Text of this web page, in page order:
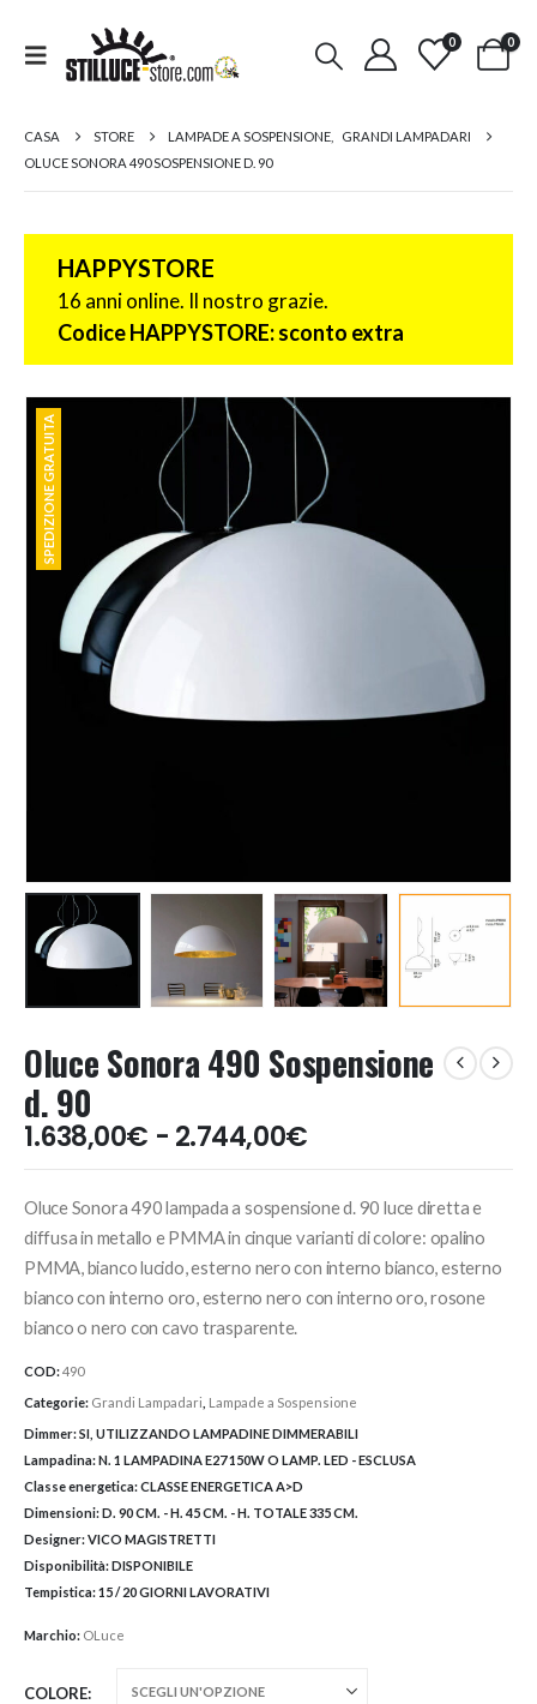
0 0
CASA STORE LAMPADE A SOSPENSIONE
GRANDI LAMPADARI
OLUCE SONORA 490 SOSPENSIONE D. 90
HAPPYSTORE
16 anni online. Il nostro grazie.
Codice HAPPYSTORE: sconto extra
SPEDIZIONE GRATUITA
SPEDIZIONE GRATUITA
Oluce Sonora 490 Sospensione
d. 90
1.638,00€ - 2.744,00€Fascia
di
da
1.638,00€
a
2.744,00€
Oluce Sonora 490 lampada a sospensione d. 90 luce diretta e
diffusa in metallo e PMMA in cinque varianti di colore: opalino
PMMA, bianco lucido, esterno nero con interno bianco, esterno
bianco con interno oro, esterno nero con interno oro, rosone
bianco o nero con cavo trasparente.
COD:490
Categorie: Grandi Lampadari Lampade a Sospensione
Dimmer:SI, UTILIZZANDO LAMPADINE DIMMERABILI
Lampadina:N. 1 LAMPADINA E27 150W O LAMP. LED - ESCLUSA
Classe energetica:CLASSE ENERGETICA A>D
Dimensioni:D. 90 CM. - H. 45 CM. - H. TOTALE 335 CM.
Designer:VICO MAGISTRETTI
Disponibilità:DISPONIBILE
Tempistica:15 / 20 GIORNI LAVORATIVI
Marchio: OLuce
COLORE